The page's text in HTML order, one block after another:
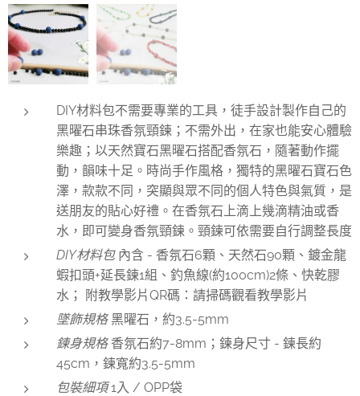
DIY材料包不需要專業的工具，徒手設計製作自己的
黑曜石串珠香氛頸鍊；不需外出，在家也能安心體驗
樂趣；以天然寶石黑曜石搭配香氛石，隨著動作擺
動，韻味十足。時尚手作風格，獨特的黑曜石寶石色
澤，款款不同，突顯與眾不同的個人特色與氣質，是
送朋友的貼心好禮。在香氛石上滴上幾滴精油或香
水，即可變身香氛頸鍊。頸鍊可依需要自行調整長度
DIY材料包 內含 - 香氛石6顆、天然石90顆、鍍金龍
蝦扣頭+延長鍊1組、釣魚線(約100cm)2條、快乾膠
水； 附教學影片QR碼：請掃碼觀看教學影片
墜飾規格 黑曜石，約3.5-5mm
鍊身規格 香氛石約7-8mm；鍊身尺寸 - 鍊長約
45cm，鍊寬約3.5-5mm
包裝細項1入 / OPP袋